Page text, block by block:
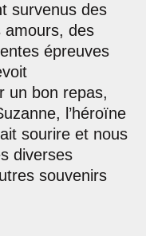
survenus des
amours, des
épreuves
un bon repas,
l’héroïne
sourire et nous
diverses
souvenirs